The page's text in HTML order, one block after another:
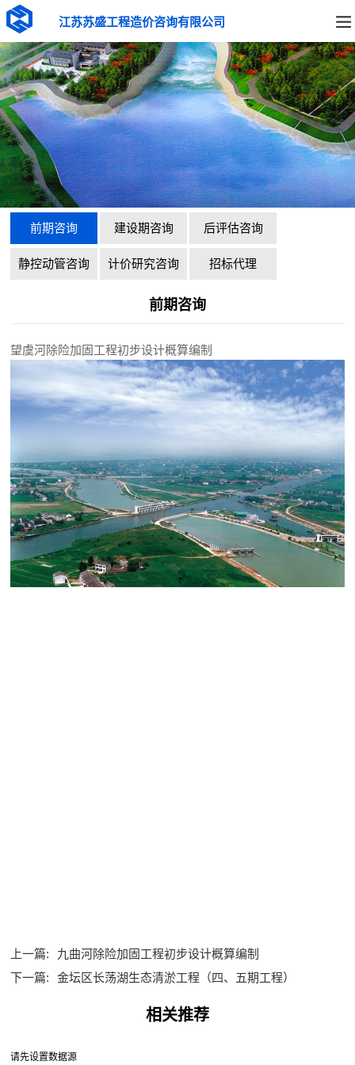
江苏苏盛工程造价咨询有限公司
前期咨询 建设期咨询 后评估咨询
静控动管咨询 计价研究咨询 招标代理
前期咨询
望虞河除险加固工程初步设计概算编制
上一篇:
九曲河除险加固工程初步设计概算编制
下一篇:
金坛区长荡湖生态清淤工程（四、五期工程）
相关推荐
请先设置数据源